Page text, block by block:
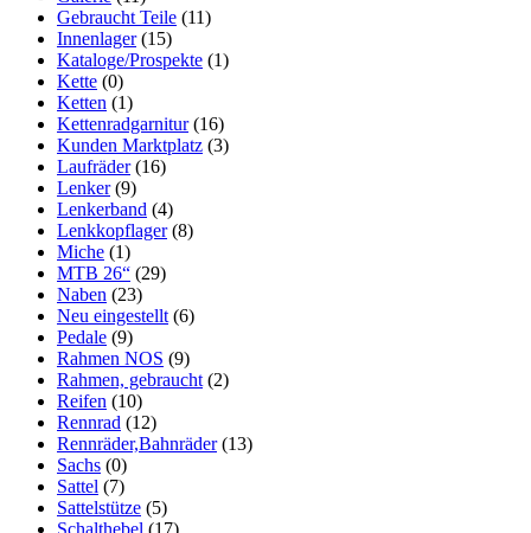
Gebraucht Teile (11)
Innenlager (15)
Kataloge/Prospekte (1)
Kette (0)
Ketten (1)
Kettenradgarnitur (16)
Kunden Marktplatz (3)
Laufräder (16)
Lenker (9)
Lenkerband (4)
Lenkkopflager (8)
Miche (1)
MTB 26“ (29)
Naben (23)
Neu eingestellt (6)
Pedale (9)
Rahmen NOS (9)
Rahmen, gebraucht (2)
Reifen (10)
Rennrad (12)
Rennräder,Bahnräder (13)
Sachs (0)
Sattel (7)
Sattelstütze (5)
Schalthebel (17)